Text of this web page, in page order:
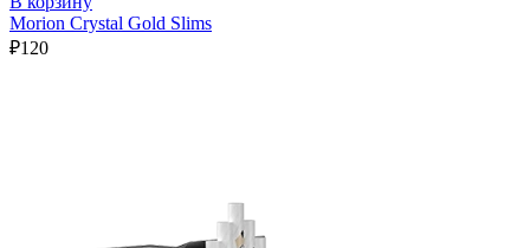
Morion Crystal Gold Slims
₽120